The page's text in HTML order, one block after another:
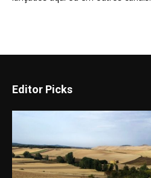
Editor Picks